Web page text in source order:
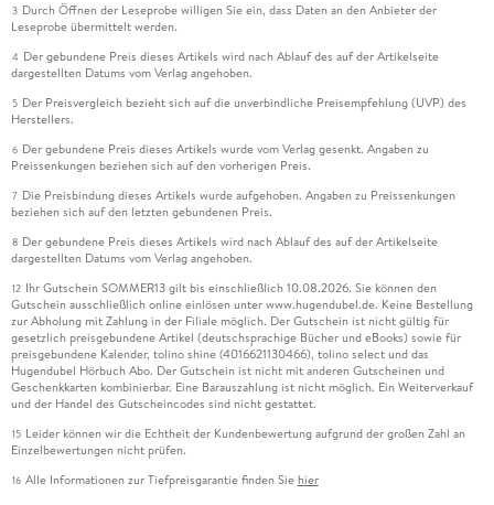
3 Durch Öffnen der Leseprobe willigen Sie ein, dass Daten an den Anbieter der
Leseprobe übermittelt werden.
4 Der gebundene Preis dieses Artikels wird nach Ablauf des auf der Artikelseite
dargestellten Datums vom Verlag angehoben.
5 Der Preisvergleich bezieht sich auf die unverbindliche Preisempfehlung (UVP) des
Herstellers.
6 Der gebundene Preis dieses Artikels wurde vom Verlag gesenkt. Angaben zu
Preissenkungen beziehen sich auf den vorherigen Preis.
7 Die Preisbindung dieses Artikels wurde aufgehoben. Angaben zu Preissenkungen
beziehen sich auf den letzten gebundenen Preis.
8 Der gebundene Preis dieses Artikels wird nach Ablauf des auf der Artikelseite
dargestellten Datums vom Verlag angehoben.
12 Ihr Gutschein SOMMER13 gilt bis einschließlich 10.08.2026. Sie können den
Gutschein ausschließlich online einlösen unter www.hugendubel.de. Keine Bestellung
zur Abholung mit Zahlung in der Filiale möglich. Der Gutschein ist nicht gültig für
gesetzlich preisgebundene Artikel (deutschsprachige Bücher und eBooks) sowie für
preisgebundene Kalender, tolino shine (4016621130466), tolino select und das
Hugendubel Hörbuch Abo. Der Gutschein ist nicht mit anderen Gutscheinen und
Geschenkkarten kombinierbar. Eine Barauszahlung ist nicht möglich. Ein Weiterverkauf
und der Handel des Gutscheincodes sind nicht gestattet.
15 Leider können wir die Echtheit der Kundenbewertung aufgrund der großen Zahl an
Einzelbewertungen nicht prüfen.
16 Alle Informationen zur Tiefpreisgarantie finden Sie hier